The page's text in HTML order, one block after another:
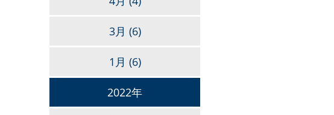
3月 (6)
1月 (6)
2022年